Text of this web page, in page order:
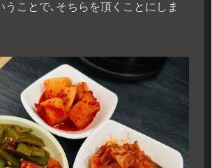
うことで､そちらを頂くことにしま